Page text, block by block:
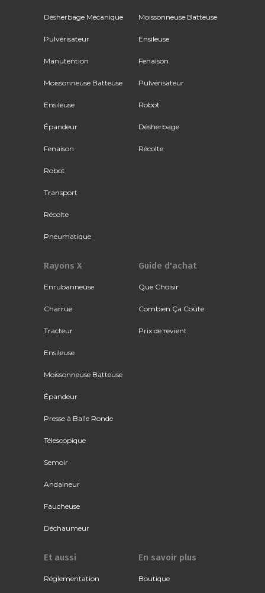
Désherbage Mécanique
Pulvérisateur
Manutention
Moissonneuse Batteuse
Ensileuse
Épandeur
Fenaison
Robot
Transport
Récolte
Pneumatique
Moissonneuse Batteuse
Ensileuse
Fenaison
Pulvérisateur
Robot
Désherbage
Récolte
Rayons X
Enrubanneuse
Charrue
Tracteur
Ensileuse
Moissonneuse Batteuse
Épandeur
Presse à Balle Ronde
Télescopique
Semoir
Andaineur
Faucheuse
Déchaumeur
Guide d'achat
Que Choisir
Combien Ça Coûte
Prix de revient
Et aussi
Réglementation
En savoir plus
Boutique